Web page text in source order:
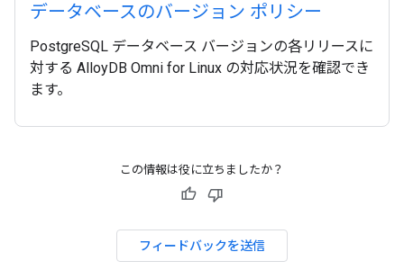
データベースのバージョン ポリシー
PostgreSQL データベース バージョンの各リリースに
対する AlloyDB Omni for Linux の対応状況を確認でき
ます。
この情報は役に立ちましたか？
フィードバックを送信